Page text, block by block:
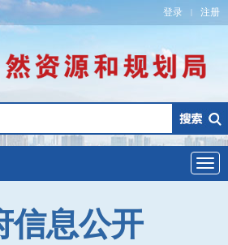
登录 | 注册
信息公开